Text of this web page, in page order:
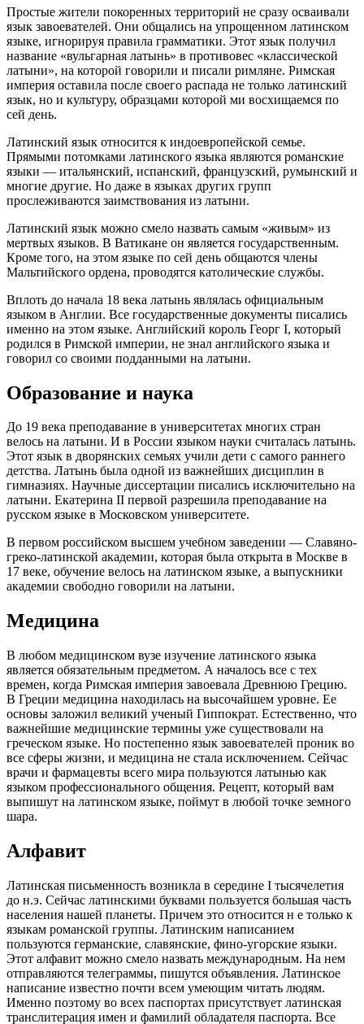
Простые жители покоренных территорий не сразу осваивали
язык завоевателей. Они общались на упрощенном латинском
языке, игнорируя правила грамматики. Этот язык получил
название «вульгарная латынь» в противовес «классической
латыни», на которой говорили и писали римляне. Римская
империя оставила после своего распада не только латинский
язык, но и культуру, образцами которой ми восхищаемся по
сей день.
Латинский язык относится к индоевропейской семье.
Прямыми потомками латинского языка являются романские
языки — итальянский, испанский, французский, румынский и
многие другие. Но даже в языках других групп
прослеживаются заимствования из латыни.
Латинский язык можно смело назвать самым «живым» из
мертвых языков. В Ватикане он является государственным.
Кроме того, на этом языке по сей день общаются члены
Мальтийского ордена, проводятся католические службы.
Вплоть до начала 18 века латынь являлась официальным
языком в Англии. Все государственные документы писались
именно на этом языке. Английский король Георг I, который
родился в Римской империи, не знал английского языка и
говорил со своими подданными на латыни.
Образование и наука
До 19 века преподавание в университетах многих стран
велось на латыни. И в России языком науки считалась латынь.
Этот язык в дворянских семьях учили дети с самого раннего
детства. Латынь была одной из важнейших дисциплин в
гимназиях. Научные диссертации писались исключительно на
латыни. Екатерина II первой разрешила преподавание на
русском языке в Московском университете.
В первом российском высшем учебном заведении — Славяно-
греко-латинской академии, которая была открыта в Москве в
17 веке, обучение велось на латинском языке, а выпускники
академии свободно говорили на латыни.
Медицина
В любом медицинском вузе изучение латинского языка
является обязательным предметом. А началось все с тех
времен, когда Римская империя завоевала Древнюю Грецию.
В Греции медицина находилась на высочайшем уровне. Ее
основы заложил великий ученый Гиппократ. Естественно, что
важнейшие медицинские термины уже существовали на
греческом языке. Но постепенно язык завоевателей проник во
все сферы жизни, и медицина не стала исключением. Сейчас
врачи и фармацевты всего мира пользуются латынью как
языком профессионального общения. Рецепт, который вам
выпишут на латинском языке, поймут в любой точке земного
шара.
Алфавит
Латинская письменность возникла в середине I тысячелетия
до н.э. Сейчас латинскими буквами пользуется большая часть
населения нашей планеты. Причем это относится н е только к
языкам романской группы. Латинским написанием
пользуются германские, славянские, фино-угорские языки.
Этот алфавит можно смело назвать международным. На нем
отправляются телеграммы, пишутся объявления. Латинское
написание известно почти всем умеющим читать людям.
Именно поэтому во всех паспортах присутствует латинская
транслитерация имен и фамилий обладателя паспорта. Все